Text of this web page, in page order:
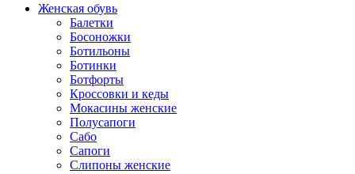
Женская обувь
Балетки
Босоножки
Ботильоны
Ботинки
Ботфорты
Кроссовки и кеды
Мокасины женские
Полусапоги
Сабо
Сапоги
Слипоны женские